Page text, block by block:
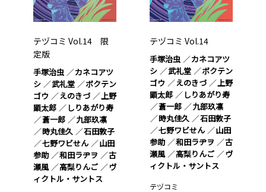
テヅコミ Vol.14 限
定版
手塚治虫
カネコアツ
シ
武礼堂
ボクテン
ゴウ
えのきづ
上野
顕太郎
しりあがり寿
蒼一郎
九部玖凛
時丸佳久
石田敦子
七野ワビせん
山田
参助
和田ラヂヲ
古
瀬風
高梨りんご
ヴ
ィクトル・サントス
テヅコミ Vol.14
手塚治虫
カネコアツ
シ
武礼堂
ボクテン
ゴウ
えのきづ
上野
顕太郎
しりあがり寿
蒼一郎
九部玖凛
時丸佳久
石田敦子
七野ワビせん
山田
参助
和田ラヂヲ
古
瀬風
高梨りんご
ヴ
ィクトル・サントス
テヅコミ